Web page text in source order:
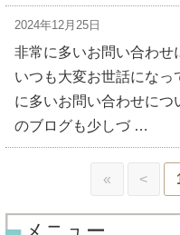
2024年12月25日
非常に多いお問い合わせ
いつも大変お世話になっ
に多いお問い合わせにつ
のブログも少しづ …
« <